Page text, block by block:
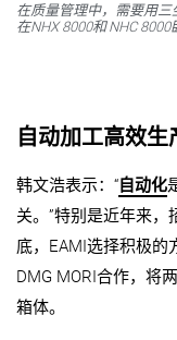
在质量管理中，需要用
在NHX 8000和 NHC 8000
自动加工高效生
韩文浩表示：“自动化
关。”特别是近年来
底，EAMI选择积极的
DMG MORI合作，将
箱体。